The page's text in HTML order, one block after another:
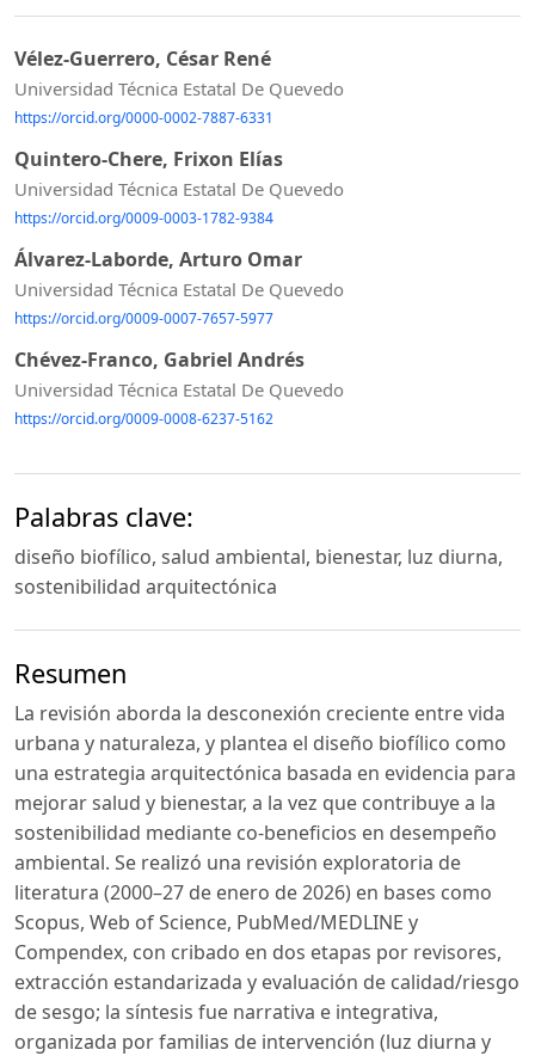
Vélez-Guerrero, César René
Universidad Técnica Estatal De Quevedo
https://orcid.org/0000-0002-7887-6331
Quintero-Chere, Frixon Elías
Universidad Técnica Estatal De Quevedo
https://orcid.org/0009-0003-1782-9384
Álvarez-Laborde, Arturo Omar
Universidad Técnica Estatal De Quevedo
https://orcid.org/0009-0007-7657-5977
Chévez-Franco, Gabriel Andrés
Universidad Técnica Estatal De Quevedo
https://orcid.org/0009-0008-6237-5162
Palabras clave:
diseño biofílico, salud ambiental, bienestar, luz diurna,
sostenibilidad arquitectónica
Resumen
La revisión aborda la desconexión creciente entre vida
urbana y naturaleza, y plantea el diseño biofílico como
una estrategia arquitectónica basada en evidencia para
mejorar salud y bienestar, a la vez que contribuye a la
sostenibilidad mediante co-beneficios en desempeño
ambiental. Se realizó una revisión exploratoria de
literatura (2000–27 de enero de 2026) en bases como
Scopus, Web of Science, PubMed/MEDLINE y
Compendex, con cribado en dos etapas por revisores,
extracción estandarizada y evaluación de calidad/riesgo
de sesgo; la síntesis fue narrativa e integrativa,
organizada por familias de intervención (luz diurna y